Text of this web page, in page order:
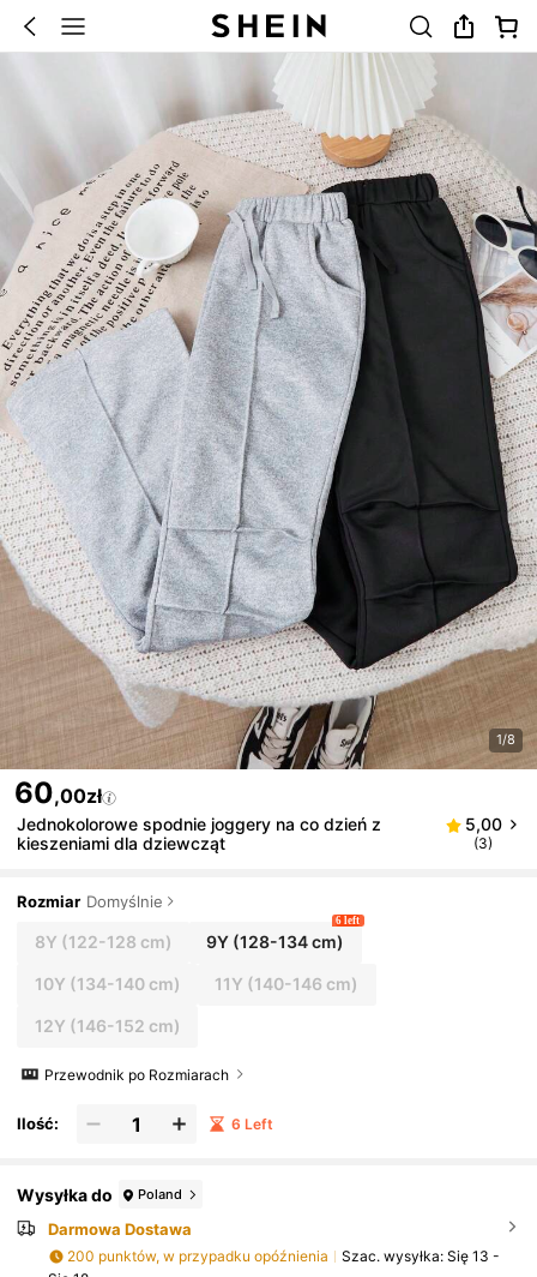
1/8
60,00zł
Jednokolorowe spodnie joggery na co dzień z
kieszeniami dla dziewcząt
5,00
(3)
Rozmiar Domyślnie
8Y (122-128 cm) 9Y (128-134 cm)
6 left
10Y (134-140 cm) 11Y (140-146 cm)
12Y (146-152 cm)
Przewodnik po Rozmiarach
Ilość: 6 Left
Wysyłka do Poland
Darmowa Dostawa
200 punktów, w przypadku opóźnienia Szac. wysyłka: Się 13 -